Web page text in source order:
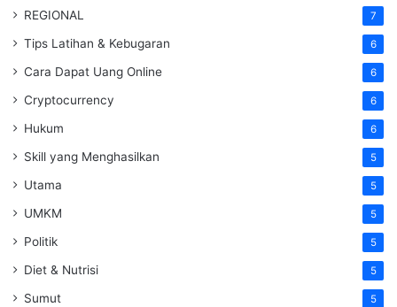
REGIONAL 7
Tips Latihan & Kebugaran 6
Cara Dapat Uang Online 6
Cryptocurrency 6
Hukum 6
Skill yang Menghasilkan 5
Utama 5
UMKM 5
Politik 5
Diet & Nutrisi 5
Sumut 5